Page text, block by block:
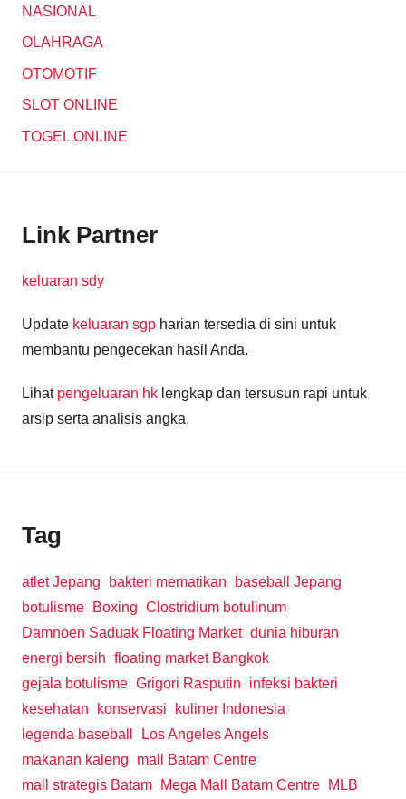
NASIONAL
OLAHRAGA
OTOMOTIF
SLOT ONLINE
TOGEL ONLINE
Link Partner
keluaran sdy
Update keluaran sgp harian tersedia di sini untuk
membantu pengecekan hasil Anda.
Lihat pengeluaran hk lengkap dan tersusun rapi untuk
arsip serta analisis angka.
Tag
atlet Jepang bakteri mematikan
baseball Jepang
botulisme
Boxing Clostridium botulinum
Damnoen Saduak Floating Market dunia hiburan
energi bersih floating market Bangkok
gejala botulisme Grigori Rasputin
infeksi bakteri
kesehatan
konservasi
kuliner Indonesia
legenda baseball
Los Angeles Angels
makanan kaleng
mall Batam Centre
mall strategis Batam
Mega Mall Batam Centre MLB